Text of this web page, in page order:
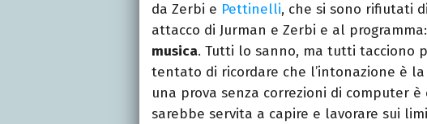
da Zerbi e Pettinelli, che si sono rifiutati
attacco di Jurman e Zerbi e al
musica. Tutti lo sanno, ma tutti tacciono
tentato di ricordare che l’intonazione è
una prova senza correzioni di computer
sarebbe servita a capire e lavorare sui